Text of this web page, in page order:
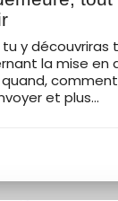
y découvriras
la mise en
et plus...